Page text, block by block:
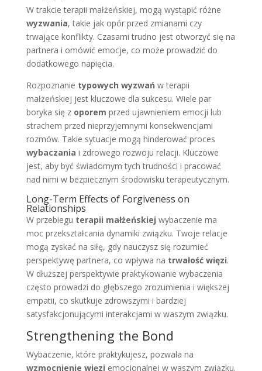
W trakcie terapii małżeńskiej, mogą wystąpić różne
wyzwania, takie jak opór przed zmianami czy
trwające konflikty. Czasami trudno jest otworzyć się na
partnera i omówić emocje, co może prowadzić do
dodatkowego napięcia.
Rozpoznanie typowych wyzwańw terapii
małżeńskiej jest kluczowe dla sukcesu. Wiele par
boryka się z oporem przed ujawnieniem emocji lub
strachem przed nieprzyjemnymi konsekwencjami
rozmów. Takie sytuacje mogą hinderować proces
wybaczania i zdrowego rozwoju relacji. Kluczowe
jest, aby być świadomym tych trudności i pracować
nad nimi w bezpiecznym środowisku terapeutycznym.
Long-Term Effects of Forgiveness on
Relationships
W przebiegu terapii małżeńskiej wybaczenie ma
moc przekształcania dynamiki związku. Twoje relacje
mogą zyskać na siłę, gdy nauczysz się rozumieć
perspektywę partnera, co wpływa na trwałość więzi.
W dłuższej perspektywie praktykowanie wybaczenia
często prowadzi do głębszego zrozumienia i większej
empatii, co skutkuje zdrowszymi i bardziej
satysfakcjonującymi interakcjami w waszym związku.
Strengthening the Bond
Wybaczenie, które praktykujesz, pozwala na
wzmocnienie więzi emocjonalnej w waszym związku.